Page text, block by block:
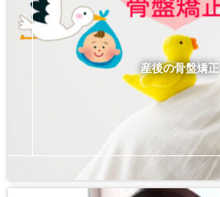
産後の骨盤矯正